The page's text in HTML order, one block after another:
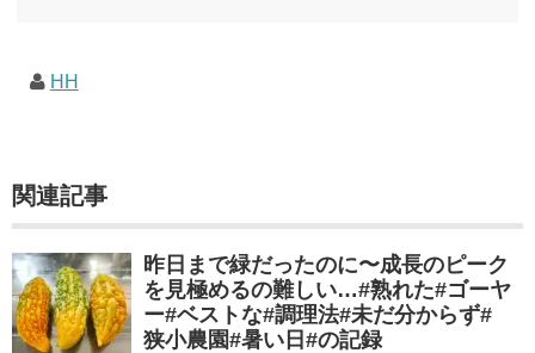
HH
関連記事
昨日まで緑だったのに〜成長のピーク
を見極めるの難しい…#熟れた#ゴーヤ
ー#ベストな#調理法#未だ分からず#
狭小農園#暑い日#の記録